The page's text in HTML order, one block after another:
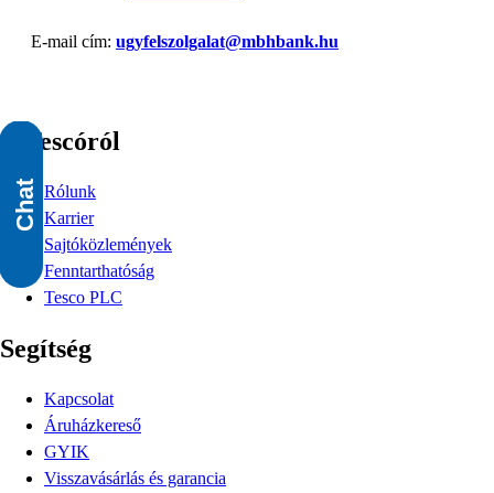
E-mail cím: ugyfelszolgalat@mbhbank.hu
A Tescóról
Rólunk
Karrier
Sajtóközlemények
Fenntarthatóság
Tesco PLC
Segítség
Kapcsolat
Áruházkereső
GYIK
Visszavásárlás és garancia